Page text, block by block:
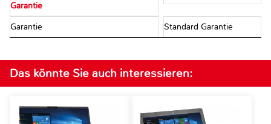
Garantie
Garantie Standard Garantie
Das könnte Sie auch interessieren: